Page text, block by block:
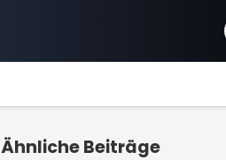
Ähnliche Beiträge